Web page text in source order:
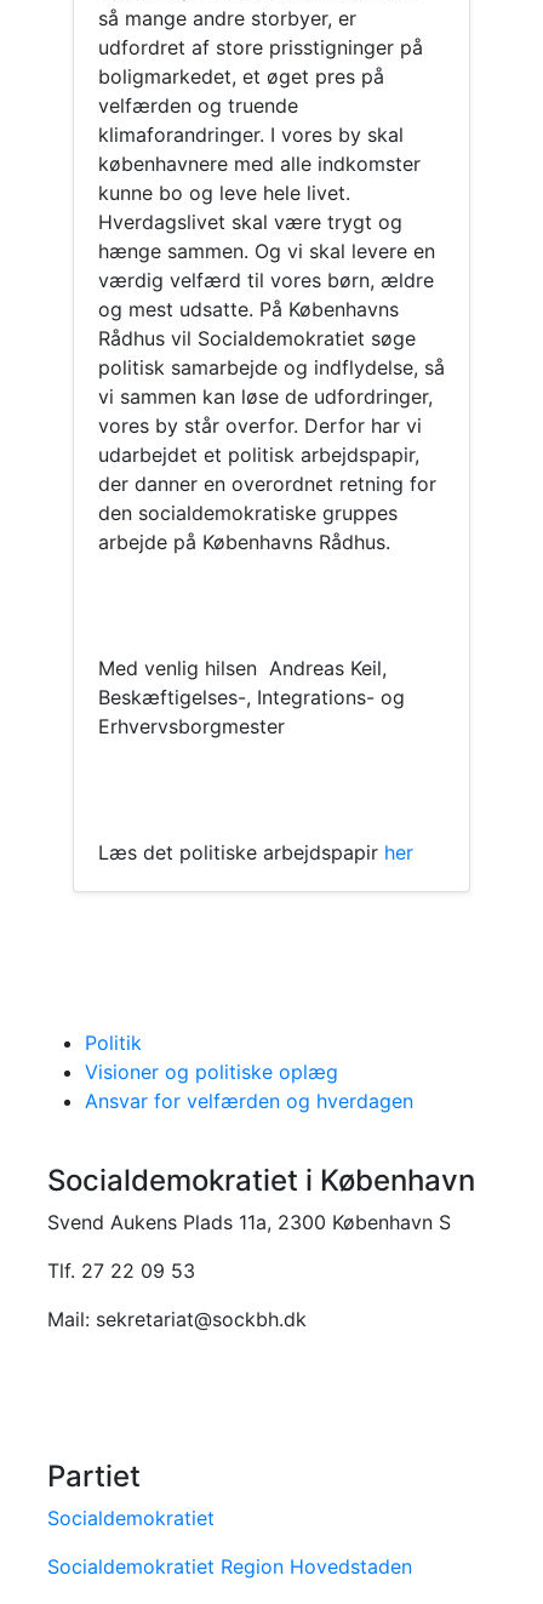
så mange andre storbyer, er
udfordret af store prisstigninger på
boligmarkedet, et øget pres på
velfærden og truende
klimaforandringer. I vores by skal
københavnere med alle indkomster
kunne bo og leve hele livet.
Hverdagslivet skal være trygt og
hænge sammen. Og vi skal levere en
værdig velfærd til vores børn, ældre
og mest udsatte. På Københavns
Rådhus vil Socialdemokratiet søge
politisk samarbejde og indflydelse, så
vi sammen kan løse de udfordringer,
vores by står overfor. Derfor har vi
udarbejdet et politisk arbejdspapir,
der danner en overordnet retning for
den socialdemokratiske gruppes
arbejde på Københavns Rådhus.
Med venlig hilsen Andreas Keil,
Beskæftigelses-, Integrations- og
Erhvervsborgmester
Læs det politiske arbejdspapir her
Politik
Visioner og politiske oplæg
Ansvar for velfærden og hverdagen
Socialdemokratiet i København
Svend Aukens Plads 11a, 2300 København S
Tlf. 27 22 09 53
Mail: sekretariat@sockbh.dk
Partiet
Socialdemokratiet
Socialdemokratiet Region Hovedstaden